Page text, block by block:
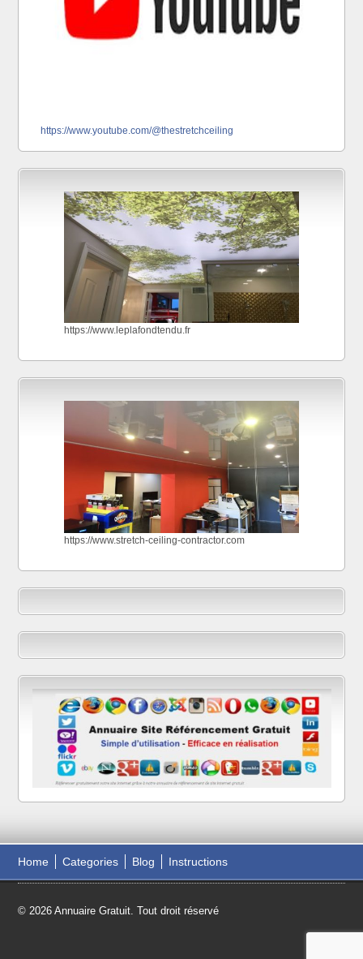
https://www.youtube.com/@thestretchceiling
https://www.leplafondtendu.fr
https://www.stretch-ceiling-contractor.com
Home Categories Blog Instructions
© 2026 Annuaire Gratuit. Tout droit réservé